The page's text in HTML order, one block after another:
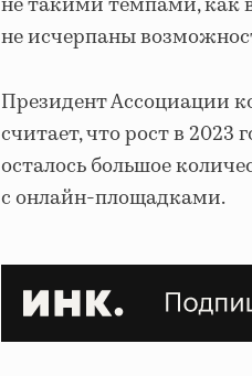
не такими темпами, как
не исчерпаны
Президент Ассоциации
считает, что рост в 2023
осталось большое
с онлайн-площадками.